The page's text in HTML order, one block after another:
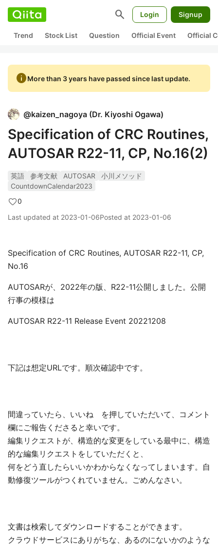
search Login Signup
Trend Stock List Question Official Event Official
infoMore than 3 years have passed since last update.
@kaizen_nagoya (Dr. Kiyoshi Ogawa)
Specification of CRC Routines,
AUTOSAR R22-11, CP, No.16(2)
英語 参考文献 AUTOSAR
小川メソッド
CountdownCalendar2023
0
Last updated at 2023-01-06Posted at 2023-01-06
Specification of CRC Routines, AUTOSAR R22-11, CP,
No.16
AUTOSARが、2022年の版、R22-11公開しました。公開
行事の模様は
AUTOSAR R22-11 Release Event 20221208
下記は想定URLです。順次確認中です。
間違っていたら、いいね を押していただいて、コメント
欄にご報告くださると幸いです。
編集リクエストが、構造的な変更をしている最中に、構造
的な編集リクエストをしていただくと、
何をどう直したらいいかわからなくなってしまいます。自
動修復ツールがつくれていません。ごめんなさい。
文書は検索してダウンロードすることができます。
クラウドサービスにありがちな、あるのにないかのような